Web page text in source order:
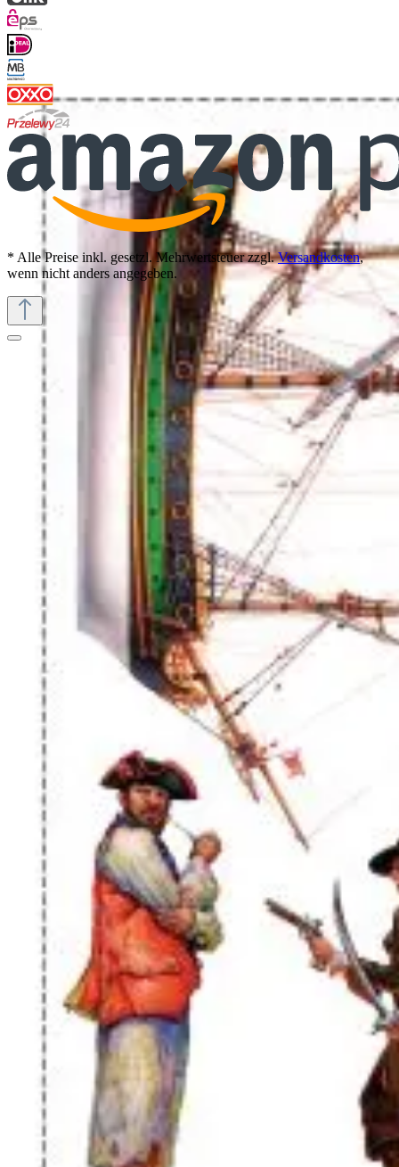
* Alle Preise inkl. gesetzl. Mehrwertsteuer zzgl.Versandkosten,
wenn nicht anders angegeben.